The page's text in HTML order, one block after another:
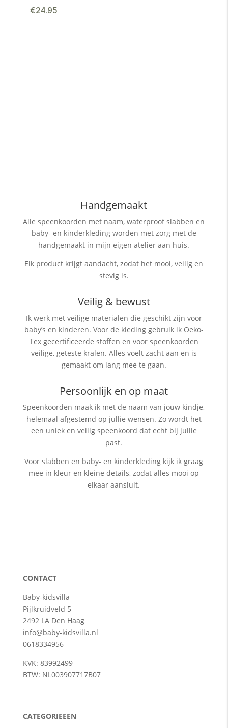
€24.95
Handgemaakt
Alle speenkoorden met naam, waterproof slabbenen
baby- en kinderkleding worden met zorg met de
handgemaakt in mijn eigen atelier aan huis.
Elk product krijgt aandacht, zodat het mooi, veilig en
stevig is.
Veilig & bewust
Ik werk met veilige materialen die geschikt zijn voor
baby’s en kinderen. Voor de kleding gebruik ik Oeko-
Tex gecertificeerde stoffen en voor speenkoorden
veilige, geteste kralen. Alles voelt zacht aan en is
gemaakt om lang mee te gaan.
Persoonlijk en op maat
Speenkoorden maak ik met de naam van jouw kindje,
helemaal afgestemd op jullie wensen. Zo wordt het
een uniek en veilig speenkoord dat echt bij jullie
past.
Voor slabben en baby- en kinderkleding kijk ik graag
mee in kleur en kleine details, zodat alles mooi op
elkaar aansluit.
CONTACT
Baby-kidsvilla
Pijlkruidveld 5
2492 LA Den Haag
info@baby-kidsvilla.nl
0618334956
KVK: 83992499
BTW: NL003907717B07
CATEGORIEEEN